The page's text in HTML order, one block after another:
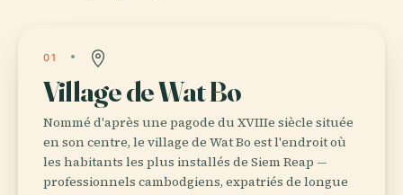
01
Village de Wat Bo
Nommé d'après une pagode du XVIIIe siècle située
en son centre, le village de Wat Bo est l'endroit où
les habitants les plus installés de Siem Reap —
professionnels cambodgiens, expatriés de longue